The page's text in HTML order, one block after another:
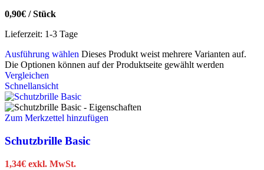
0,90€ /Stück
Lieferzeit: 1-3 Tage
Ausführung wählen Dieses Produkt weist mehrere Varianten auf.
Die Optionen können auf der Produktseite gewählt werden
Vergleichen
Schnellansicht
Zum Merkzettel hinzufügen
Schutzbrille Basic
1,34€ exkl. MwSt.